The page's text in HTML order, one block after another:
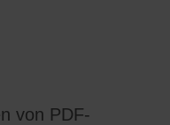
von PDF-